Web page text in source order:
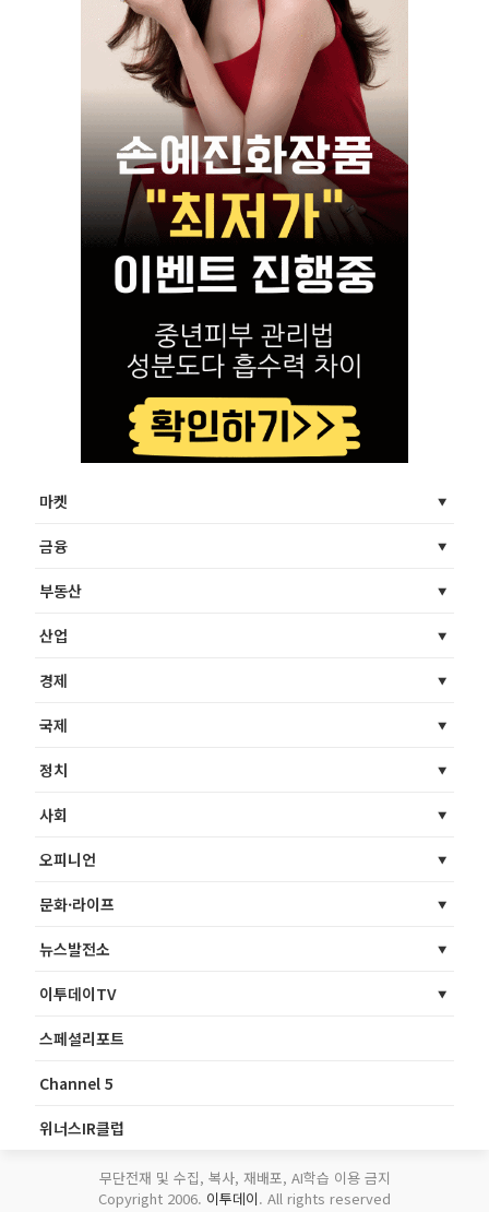
마켓
금융
부동산
산업
경제
국제
정치
사회
오피니언
문화·라이프
뉴스발전소
이투데이TV
스페셜리포트
Channel 5
위너스IR클럽
무단전재 및 수집, 복사, 재배포, AI학습 이용 금지
Copyright 2006. 이투데이. All rights reserved